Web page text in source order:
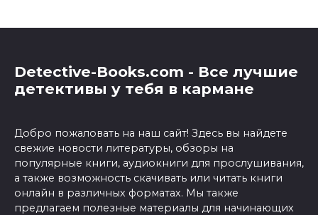
Detective-Books.com - Все лучшие
детективы у тебя в кармане
Добро пожаловать на наш сайт! Здесь вы найдете
свежие новости литературы, обзоры на
популярные книги, аудиокниги для прослушивания,
а также возможность скачивать или читать книги
онлайн в различных форматах. Мы также
предлагаем полезные материалы для начинающих